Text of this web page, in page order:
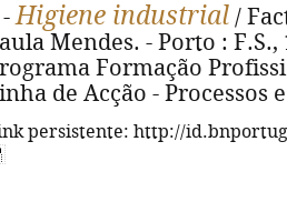
-Higiene industrial /
Mendes. - Porto : F.S.,
Formação
de Acção - Processos
persistente: http://